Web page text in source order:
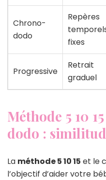
Chrono-
dodo
Repères
fixes
Progressive
Retrait
graduel
Méthode 5 10
dodo :
La méthode 5 10 15 et le
l’objectif d’aider votre